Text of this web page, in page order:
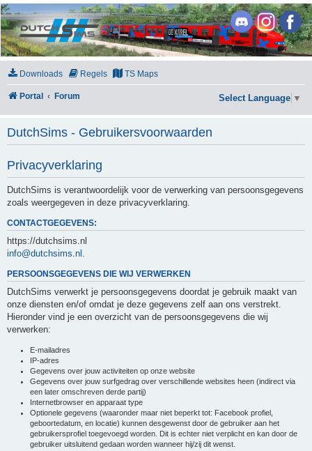
DutchSims
Downloads Regels TS Maps
Portal Forum Select Language ▼
DutchSims - Gebruikersvoorwaarden
Privacyverklaring
DutchSims is verantwoordelijk voor de verwerking van persoonsgegevens
zoals weergegeven in deze privacyverklaring.
CONTACTGEGEVENS:
https://dutchsims.nl
info@dutchsims.nl
PERSOONSGEGEVENS DIE WIJ VERWERKEN
DutchSims verwerkt je persoonsgegevens doordat je gebruik maakt van
onze diensten en/of omdat je deze gegevens zelf aan ons verstrekt.
Hieronder vind je een overzicht van de persoonsgegevens die wij
verwerken:
E-mailadres
IP-adres
Gegevens over jouw activiteiten op onze website
Gegevens over jouw surfgedrag over verschillende websites heen (indirect via
een later omschreven derde partij)
Internetbrowser en apparaat type
Optionele gegevens (waaronder maar niet beperkt tot: Facebook profiel,
geboortedatum, en locatie) kunnen desgewenst door de gebruiker aan het
gebruikersprofiel toegevoegd worden. Dit is echter niet verplicht en kan door de
gebruiker uitsluitend gedaan worden wanneer hij/zij dit wenst.